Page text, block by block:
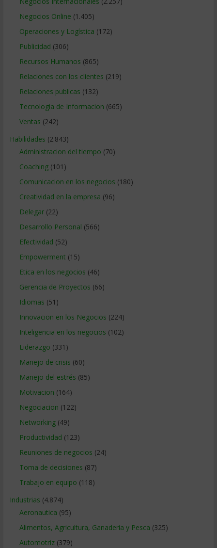
Negocios Online (1.405)
Operaciones y Logística (172)
Publicidad (306)
Recursos Humanos (865)
Relaciones con los clientes (219)
Relaciones publicas (132)
Tecnologia de Informacion (665)
Ventas (242)
Habilidades (2.843)
Administracion del tiempo (70)
Coaching(101)
Comunicacion en los negocios (180)
Creatividad en la empresa (96)
Delegar(22)
Desarrollo Personal (566)
Efectividad (52)
Empowerment (15)
Etica en los negocios (46)
Gerencia de Proyectos (66)
Idiomas (51)
Innovacion en los Negocios (224)
Inteligencia en los negocios (102)
Liderazgo (331)
Manejo de crisis (60)
Manejo del estrés (85)
Motivacion (164)
Negociacion (122)
Networking(49)
Productividad (123)
Reuniones de negocios (24)
Toma de decisiones (87)
Trabajo en equipo (118)
Industrias (4.874)
Aeronautica (95)
Alimentos, Agricultura, Ganaderia y Pesca (325)
Automotriz(379)